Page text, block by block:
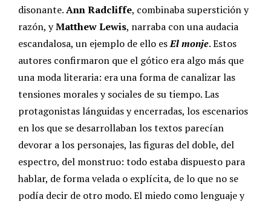
disonante.Ann Radcliffe, combinaba superstición y
razón, yMatthew Lewis, narraba con una audacia
escandalosa, un ejemplo de ello esEl monje. Estos
autores confirmaron que el gótico era algo más que
una moda literaria: era una forma de canalizar las
tensiones morales y sociales de su tiempo.Las
protagonistas lánguidas y encerradas, los escenarios
en los que se desarrollaban los textos parecían
devorar a los personajes, las figuras del doble, del
espectro, del monstruo: todo estaba dispuesto para
hablar, de forma velada o explícita, de lo que no se
podía decir de otro modo.El miedo como lenguaje y